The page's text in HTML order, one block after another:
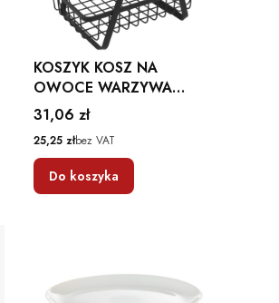
KOSZYK KOSZ NA
OWOCE WARZYWA
METALOWY PIĘTROWY
PATERA 2 POZIOMY
CZARNY B3063
Cena
31,06 zł
Cena
25,25 złbez VAT
Do koszyka